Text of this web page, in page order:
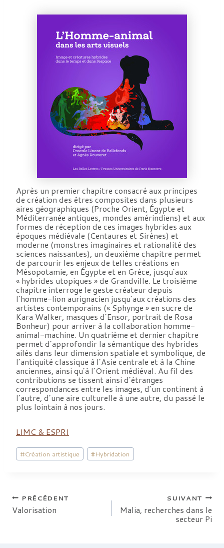
Après un premier chapitre consacré aux principes
de création des êtres composites dans plusieurs
aires géographiques (Proche Orient, Égypte et
Méditerranée antiques, mondes amérindiens) et aux
formes de réception de ces images hybrides aux
époques médiévale (Centaures et Sirènes) et
moderne (monstres imaginaires et rationalité des
sciences naissantes), un deuxième chapitre permet
de parcourir les enjeux de telles créations en
Mésopotamie, en Égypte et en Grèce, jusqu’aux
« hybrides utopiques » de Grandville. Le troisième
chapitre interroge le geste créateur depuis
l’homme-lion aurignacien jusqu’aux créations des
artistes contemporains (« Sphynge » en sucre de
Kara Walker, masques d’Ensor, portrait de Rosa
Bonheur) pour arriver à la collaboration homme-
animal-machine. Un quatrième et dernier chapitre
permet d’approfondir la sémantique des hybrides
ailés dans leur dimension spatiale et symbolique, de
l’antiquité classique à l’Asie centrale et à la Chine
anciennes, ainsi qu’à l’Orient médiéval. Au fil des
contributions se tissent ainsi d’étranges
correspondances entre les images, d’un continent à
l’autre, d’une aire culturelle à une autre, du passé le
plus lointain à nos jours.
LIMC & ESPRI
Étiquettes
de
#Création artistique #Hybridation
Navigation
PRÉCÉDENT
Valorisation
SUIVANT
Malia, recherches dans le
secteur Pi